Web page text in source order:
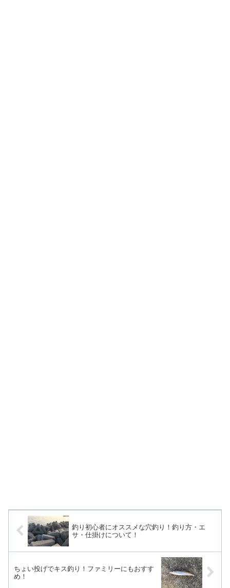
釣り初心者にオススメな穴釣り！釣り方・エ
サ・仕掛けについて！
ちょい投げでキス釣り！ファミリーにもおすす
め！